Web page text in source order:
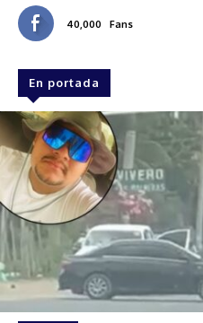
40,000 Fans
En portada